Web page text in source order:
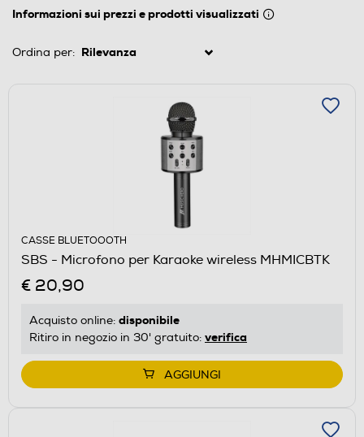
Informazioni sui prezzi e prodotti visualizzati
Ordina per:
CASSE BLUETOOOTH
SBS - Microfono per Karaoke wireless MHMICBTK
€ 20,90
Acquisto online: disponibile
Ritiro in negozio in 30' gratuito: verifica
AGGIUNGI